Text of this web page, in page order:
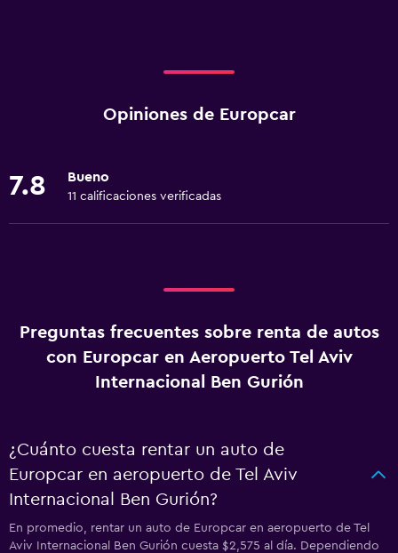
Opiniones de Europcar
7.8 Bueno
11 calificaciones verificadas
Preguntas frecuentes sobre renta de autos
con Europcar en Aeropuerto Tel Aviv
Internacional Ben Gurión
¿Cuánto cuesta rentar un auto de
Europcar en aeropuerto de Tel Aviv
Internacional Ben Gurión?
En promedio, rentar un auto de Europcar en aeropuerto de Tel
Aviv Internacional Ben Gurión cuesta $2,575 al día. Dependiendo